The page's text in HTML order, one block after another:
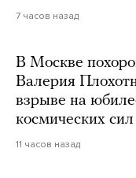
7 часов назад
В Москве
Валерия
взрыве на
космических сил
11 часов назад